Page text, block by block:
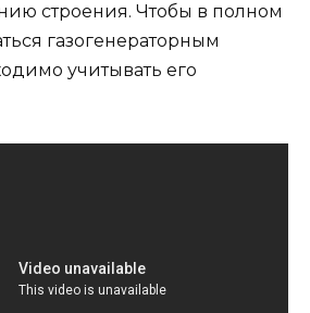
строения. Чтобы в полном
газогенераторным
учитывать его